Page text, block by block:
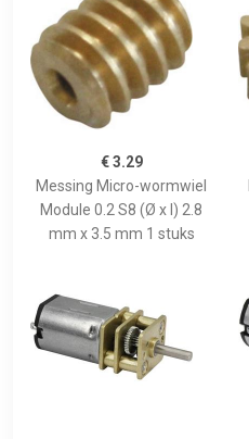
€ 3.29
Messing Micro-wormwiel
Module 0.2 S8 (Ø x l) 2.8
mm x 3.5 mm 1 stuks